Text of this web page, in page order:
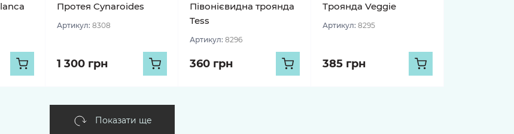
Протея Cynaroides
Артикул: 8308
1 300 грн
Півонієвидна троянда
Tess
Артикул: 8296
360 грн
Троянда Veggie
Артикул: 8295
385 грн
Показати ще